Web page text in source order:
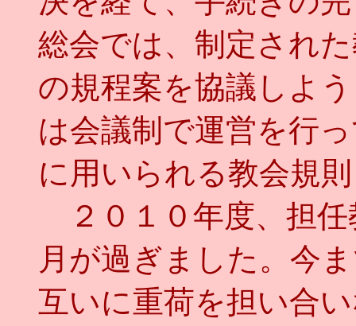
総会では、制定され
の規程案を協議しよ
は会議制で運営を行
に用いられる教会規
２０１０年度、担任
月が過ぎました。今
互いに重荷を担い合